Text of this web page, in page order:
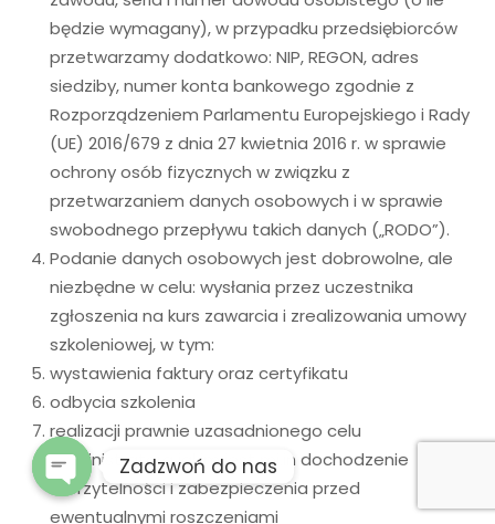
będzie wymagany), w przypadku przedsiębiorców
przetwarzamy dodatkowo: NIP, REGON, adres
siedziby, numer konta bankowego zgodnie z
Rozporządzeniem Parlamentu Europejskiego i Rady
(UE) 2016/679 z dnia 27 kwietnia 2016 r. w sprawie
ochrony osób fizycznych w związku z
przetwarzaniem danych osobowych i w sprawie
swobodnego przepływu takich danych („RODO”).
Podanie danych osobowych jest dobrowolne, ale
niezbędne w celu: wysłania przez uczestnika
zgłoszenia na kurs zawarcia i zrealizowania umowy
szkoleniowej, w tym:
wystawienia faktury oraz certyfikatu
odbycia szkolenia
realizacji prawnie uzasadnionego celu
Administratora jakim jest mi.in dochodzenie
wierzytelności i zabezpieczenia przed
ewentualnymi roszczeniami
Zadzwoń do nas